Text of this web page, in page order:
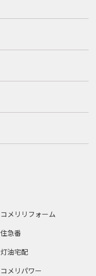
コメリリフォーム
住急番
灯油宅配
コメリパワー